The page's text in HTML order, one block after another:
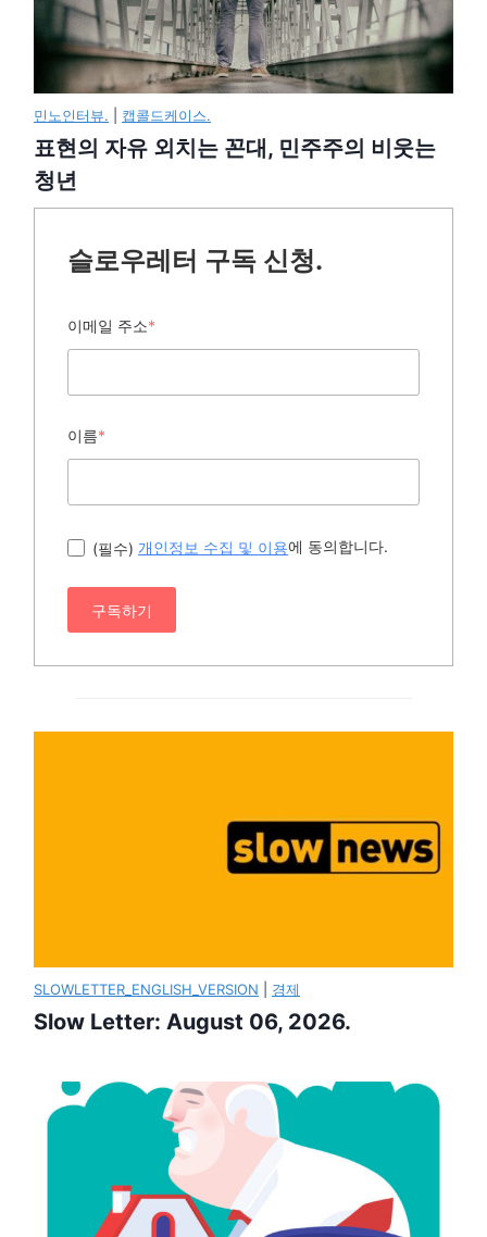
민노인터뷰. 캡콜드케이스.
표현의 자유 외치는 꼰대, 민주주의 비웃는
청년
슬로우레터 구독 신청.
이메일 주소*
이름*
(필수) 개인정보 수집 및 이용에 동의합니다.
구독하기
SLOWLETTER_ENGLISH_VERSION 경제
Slow Letter: August 06, 2026.